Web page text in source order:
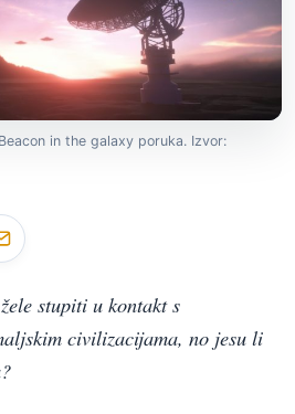
in the galaxy poruka. Izvor:
stupiti u kontakt s
civilizacijama, no jesu li